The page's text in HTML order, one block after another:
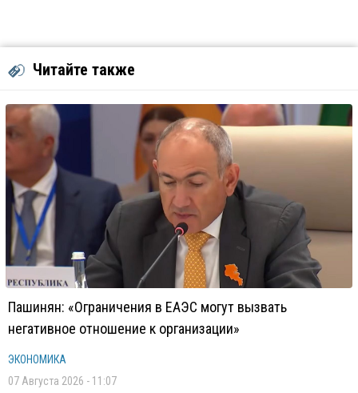
Читайте также
Пашинян: «Ограничения в ЕАЭС могут вызвать
негативное отношение к организации»
ЭКОНОМИКА
07 Августа 2026 - 11:07